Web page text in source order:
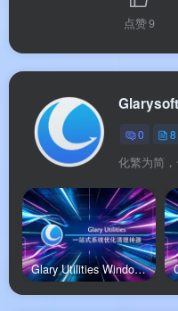
⚙️ 软件功能
✨ 软件特色
软件亮点
🌟 软件亮点
版本说明
点赞9
Glarysoft
0 8
化繁为简，
Glary Utilities Windows专业版